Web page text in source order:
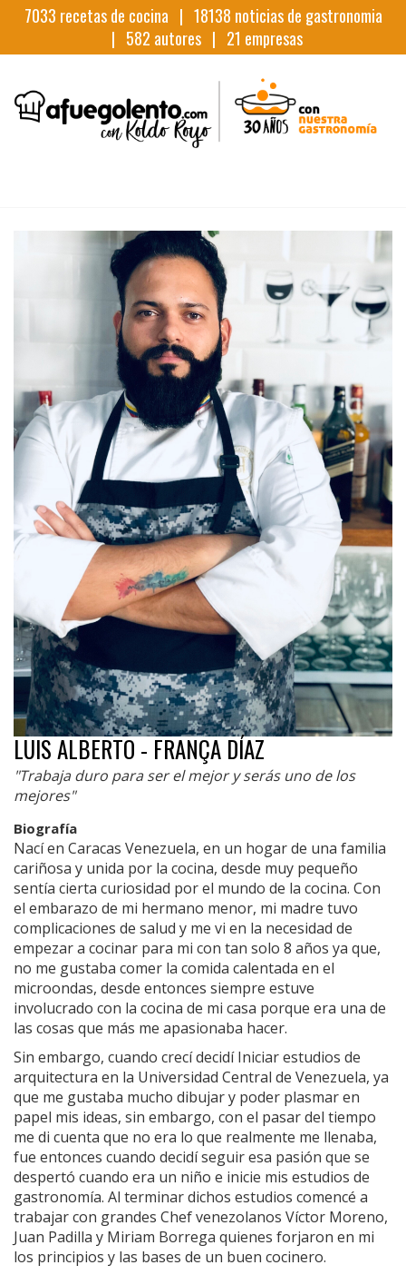
7033 recetas de cocina | 18138 noticias de gastronomia
| 582 autores | 21 empresas
LUIS ALBERTO - FRANÇA DÍAZ
"Trabaja duro para ser el mejor y serás uno de los
mejores"
Biografía
Nací en Caracas Venezuela, en un hogar de una familia
cariñosa y unida por la cocina, desde muy pequeño
sentía cierta curiosidad por el mundo de la cocina. Con
el embarazo de mi hermano menor, mi madre tuvo
complicaciones de salud y me vi en la necesidad de
empezar a cocinar para mi con tan solo 8 años ya que,
no me gustaba comer la comida calentada en el
microondas, desde entonces siempre estuve
involucrado con la cocina de mi casa porque era una de
las cosas que más me apasionaba hacer.
Sin embargo, cuando crecí decidí Iniciar estudios de
arquitectura en la Universidad Central de Venezuela, ya
que me gustaba mucho dibujar y poder plasmar en
papel mis ideas, sin embargo, con el pasar del tiempo
me di cuenta que no era lo que realmente me llenaba,
fue entonces cuando decidí seguir esa pasión que se
despertó cuando era un niño e inicie mis estudios de
gastronomía. Al terminar dichos estudios comencé a
trabajar con grandes Chef venezolanos Víctor Moreno,
Juan Padilla y Miriam Borrega quienes forjaron en mi
los principios y las bases de un buen cocinero.